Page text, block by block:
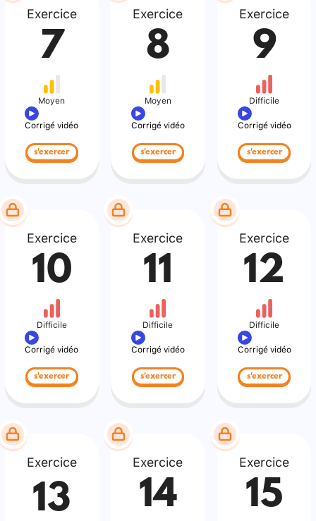
Exercice
7
Moyen
Corrigé vidéo
s'exercer
Exercice
8
Moyen
Corrigé vidéo
s'exercer
Exercice
9
Difficile
Corrigé vidéo
s'exercer
Exercice
10
Difficile
Corrigé vidéo
s'exercer
Exercice
11
Difficile
Corrigé vidéo
s'exercer
Exercice
12
Difficile
Corrigé vidéo
s'exercer
Exercice
13
Exercice
14
Exercice
15